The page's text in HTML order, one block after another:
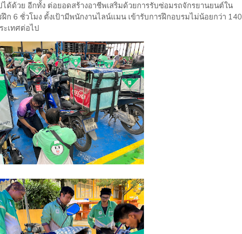
ด้ด้วย อีกทั้ง ต่อยอดสร้างอาชีพเสริมด้วยการรับซ่อมรถจักรยานยนต์ใน
ฝึก 6 ชั่วโมง ตั้งเป้ามีพนักงานไลน์แมน เข้ารับการฝึกอบรมไม่น้อยกว่า 140
ะเทศต่อไป